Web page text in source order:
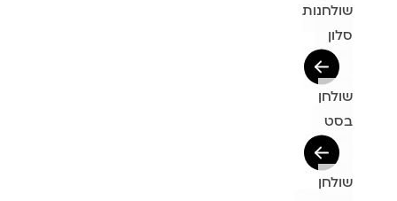
שולחנות
סלון
שולחן
בסט
שולחן